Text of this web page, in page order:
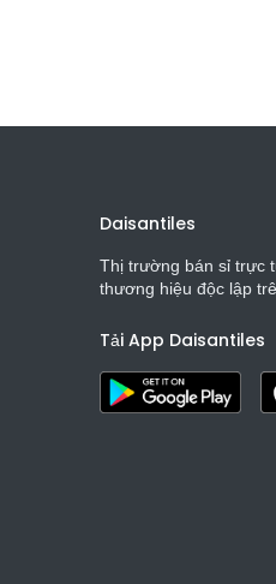
Daisantiles
Thị trường bán sỉ trực
thương hiệu độc lập
Tải App Daisantiles